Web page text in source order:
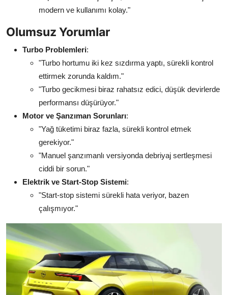
modern ve kullanımı kolay."
Olumsuz Yorumlar
Turbo Problemleri:
"Turbo hortumu iki kez sızdırma yaptı, sürekli kontrol
ettirmek zorunda kaldım."
"Turbo gecikmesi biraz rahatsız edici, düşük devirlerde
performansı düşürüyor."
Motor ve Şanzıman Sorunları:
"Yağ tüketimi biraz fazla, sürekli kontrol etmek
gerekiyor."
"Manuel şanzımanlı versiyonda debriyaj sertleşmesi
ciddi bir sorun."
Elektrik ve Start-Stop Sistemi:
"Start-stop sistemi sürekli hata veriyor, bazen
çalışmıyor."